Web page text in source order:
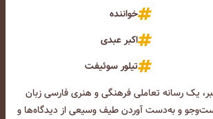
خواننده
اکبر عبدی
تیلور سوئیفت
یک رسانه تعاملی فرهنگی و هنری فارسی زبان
و به‌دست آوردن طیف وسیعی از دیدگاه‌ها و